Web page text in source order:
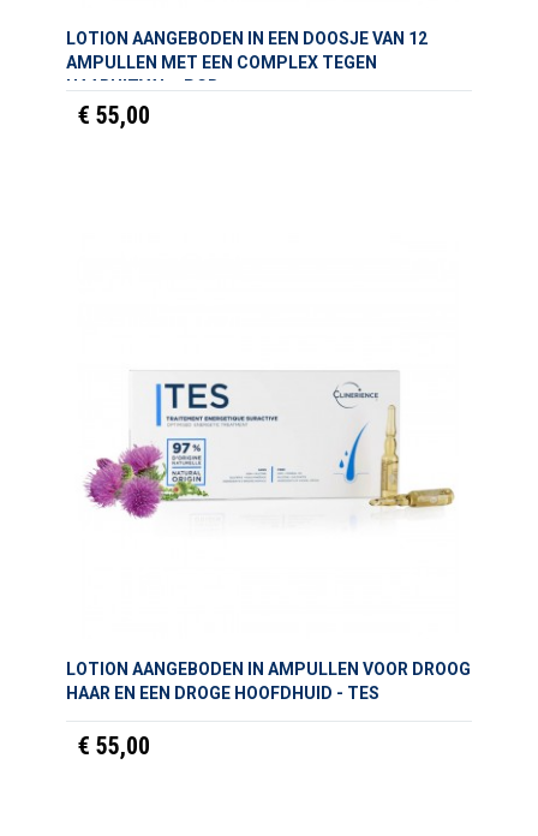
LOTION AANGEBODEN IN EEN DOOSJE VAN 12
AMPULLEN MET EEN COMPLEX TEGEN
HAARUITVAL - PCB
€ 55,00
LOTION AANGEBODEN IN AMPULLEN VOOR DROOG
HAAR EN EEN DROGE HOOFDHUID - TES
€ 55,00